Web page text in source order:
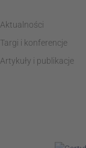
Aktualności
Targi i konferencje
Artykuły i publikacje